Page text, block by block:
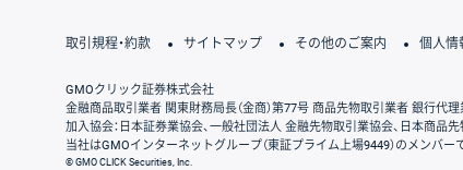
取引規程・約款 サイトマップ その他のご案内 個人情
GMOクリック証券株式会社
金融商品取引業者 関東財務局長（金商）第77号 商品先物取引業者 銀行代
加入協会：日本証券業協会、一般社団法人 金融先物取引業協会、日本商品
当社はGMOインターネットグループ（東証プライム上場9449）のメンバー
© GMO CLICK Securities, Inc.